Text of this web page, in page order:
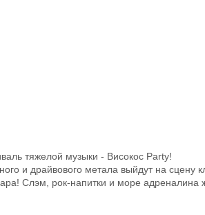
тяжелой музыки - Високос Party!
и драйвового метала выйдут на сцену
Слэм, рок-напитки и море адреналина